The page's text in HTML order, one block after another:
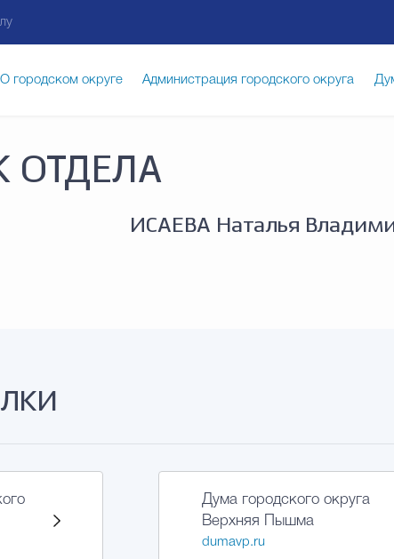
О городском округе Администрация городского округа
Муниципальные услуги Общество Счётная палата
ОТДЕЛА
ИСАЕВА Наталья
Дума городского округа
Верхняя Пышма
dumavp.ru